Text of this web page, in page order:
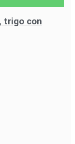
trigo con